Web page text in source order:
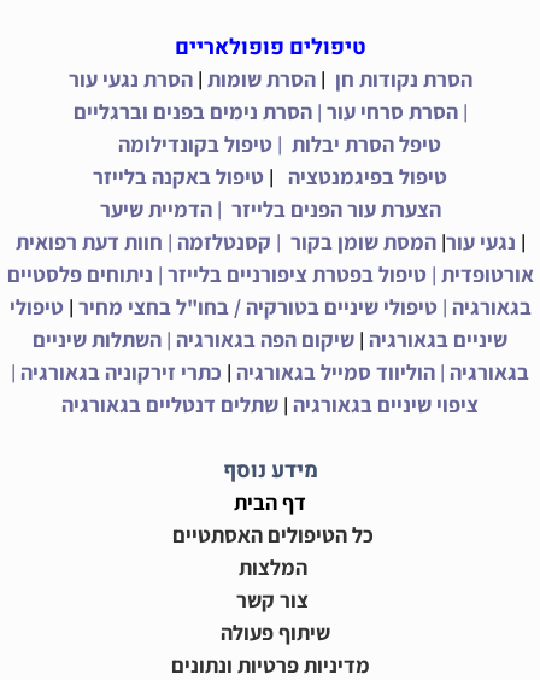
טיפולים פופולאריים
הסרת נקודות חן |הסרת שומות |הסרת נגעי עור
|הסרת סרחי עור |הסרת נימים בפנים וברגליים
טיפל הסרת יבלות | טיפול בקונדילומה
טיפול בפיגמנטציה
| טיפול באקנה בלייזר
הצערת עור הפנים בלייזר |הדמיית שיער
| נגעי עור|המסת שומן בקור | קסנטלזמה | חוות דעת רפואית
אורטופדית |טיפול בפטרת ציפורניים בלייזר | ניתוחים פלסטיים
בגאורגיה |טיפולי שיניים בטורקיה / בחו"ל בחצי מחיר |טיפולי
שיניים בגאורגיה | שיקום הפה בגאורגיה | השתלות שיניים
בגאורגיה | הוליווד סמייל בגאורגיה | כתרי זירקוניה בגאורגיה |
ציפוי שיניים בגאורגיה | שתלים דנטליים בגאורגיה
מידע נוסף
דף הבית
כל הטיפולים האסתטיים
המלצות
צור קשר
שיתוף פעולה
מדיניות פרטיות ונתונים